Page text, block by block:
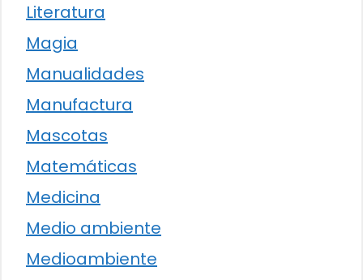
Literatura
Magia
Manualidades
Manufactura
Mascotas
Matemáticas
Medicina
Medio ambiente
Medioambiente